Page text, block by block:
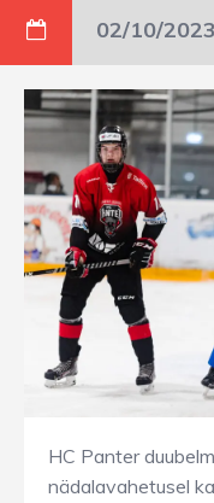
02/10/2023
HC Panter
nädalavahetusel